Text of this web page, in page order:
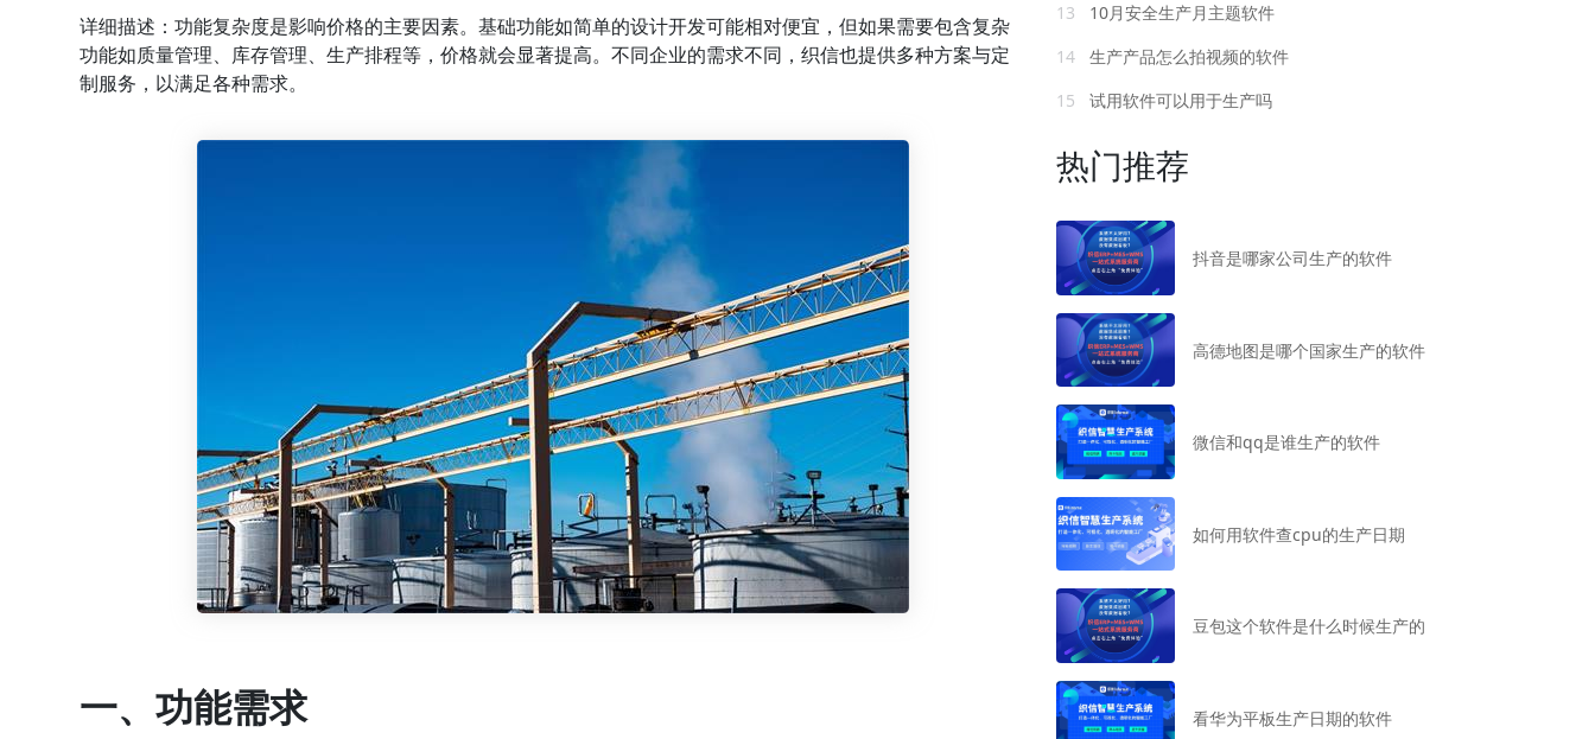
详细描述：功能复杂度是影响价格的主要因素。基础功能如简单的设计开发可能相对便宜，但如果需要包含复杂
功能如质量管理、库存管理、生产排程等，价格就会显著提高。不同企业的需求不同，织信也提供多种方案与定
制服务，以满足各种需求。
一、功能需求
13
10月安全生产月主题软件
14
生产产品怎么拍视频的软件
15
试用软件可以用于生产吗
热门推荐
抖音是哪家公司生产的软件
高德地图是哪个国家生产的软件
微信和qq是谁生产的软件
如何用软件查cpu的生产日期
豆包这个软件是什么时候生产的
看华为平板生产日期的软件